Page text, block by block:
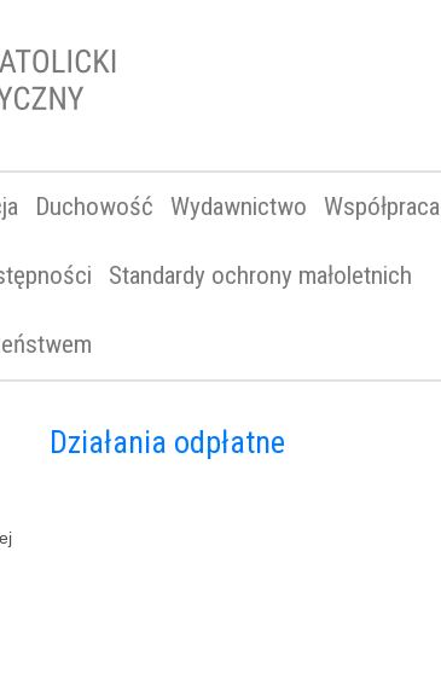
Duchowość Wydawnictwo Współpraca
Standardy ochrony małoletnich
Działania odpłatne